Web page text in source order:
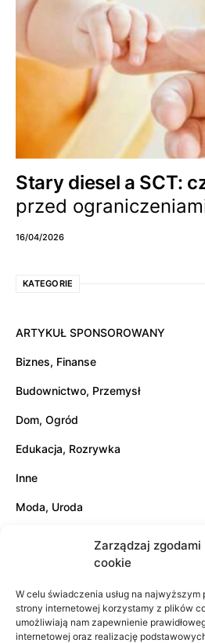
Zarządzaj zgodami
cookie
W celu świadczenia usług na najwyższym
strony internetowej korzystamy z plików
umożliwiają nam zapewnienie
internetowej oraz realizację
Stary diesel a SCT:
przed
16/04/2026
KATEGORIE
ARTYKUŁ SPONSOROWANY
Biznes, Finanse
Budownictwo, Przemysł
Dom, Ogród
Edukacja, Rozrywka
Inne
Moda, Uroda
Sport, Turystyka
Technologie
Zdrowie, Medycyna